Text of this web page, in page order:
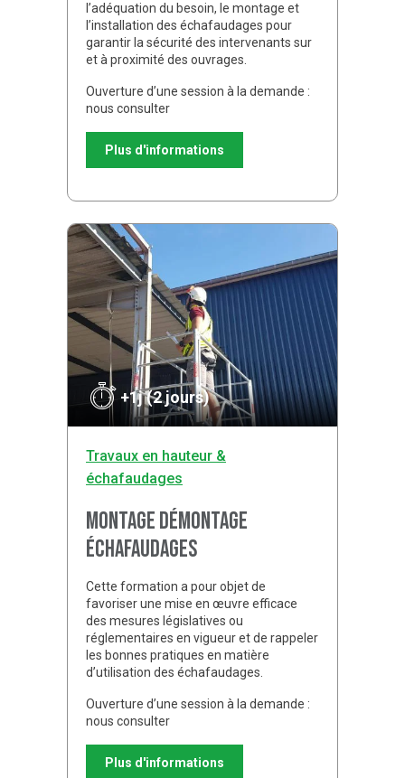
l’adéquation du besoin, le montage et
l’installation des échafaudages pour
garantir la sécurité des intervenants sur
et à proximité des ouvrages.
Ouverture d’une session à la demande :
nous consulter
Plus d'informations
+1j (2 jours)
Travaux en hauteur &
échafaudages
Montage démontage
échafaudages
Cette formation a pour objet de
favoriser une mise en œuvre efficace
des mesures législatives ou
réglementaires en vigueur et de rappeler
les bonnes pratiques en matière
d’utilisation des échafaudages.
Ouverture d’une session à la demande :
nous consulter
Plus d'informations